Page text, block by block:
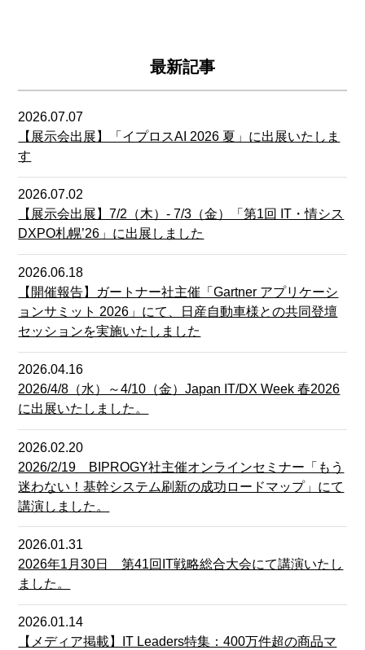
最新記事
2026.07.07
【展示会出展】「イプロスAI 2026 夏」に出展いたしま
す
2026.07.02
【展示会出展】7/2（木）- 7/3（金）「第1回 IT・情シス
DXPO札幌’26」に出展しました
2026.06.18
【開催報告】ガートナー社主催「Gartner アプリケーシ
ョンサミット 2026」にて、日産自動車様との共同登壇
セッションを実施いたしました
2026.04.16
2026/4/8（水）～4/10（金）Japan IT/DX Week 春2026
に出展いたしました。
2026.02.20
2026/2/19 BIPROGY社主催オンラインセミナー「もう
迷わない！基幹システム刷新の成功ロードマップ」にて
講演しました。
2026.01.31
2026年1月30日 第41回IT戦略総合大会にて講演いたし
ました。
2026.01.14
【メディア掲載】IT Leaders特集：400万件超の商品マ